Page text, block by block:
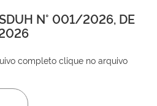
N° 001/2026, DE
completo clique no arquivo